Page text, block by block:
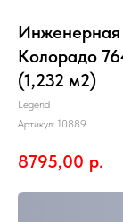
Инженерная
Колорадо
(1,232 м2)
Legend
Артикул: 10889
8795,00 р.